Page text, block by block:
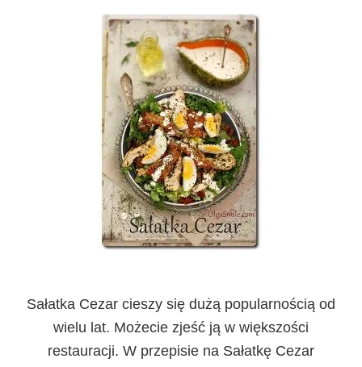
Sałatka Cezar cieszy się dużą popularnością od
wielu lat. Możecie zjeść ją w większości
restauracji. W przepisie na Sałatkę Cezar